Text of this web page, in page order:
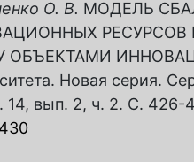
О. В. МОДЕЛЬ
Новая серия.
14, вып. 2, ч. 2. С. 426-